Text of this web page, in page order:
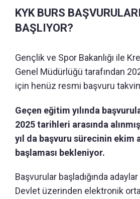
KYK BURS
BAŞLIYOR?
Gençlik ve Spor Bakanlığı ile
Genel Müdürlüğü tarafından
için henüz resmi başvuru
Geçen eğitim yılında
2025 tarihleri arasında
yıl da başvuru sürecinin ekim
başlaması bekleniyor.
Başvurular başladığında
Devlet üzerinden elektronik